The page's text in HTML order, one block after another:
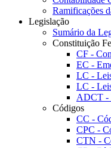
Ramificações
Legislação
Sumário da
Constituição
CF -
EC -
LC -
LC -
ADCT -
Códigos
CC -
CPC -
CTN -